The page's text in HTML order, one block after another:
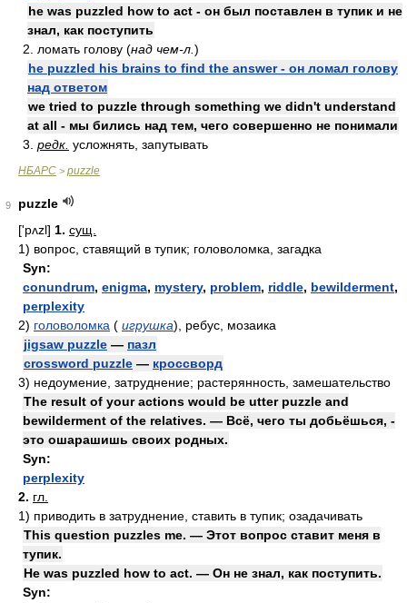
he was puzzled how to act - он был поставлен в тупик и не
знал, как поступить
2. ломать голову (над чем-л. )
he puzzled his brains to find the answer - он ломал голову
над ответом
we tried to puzzle through something we didn't understand
at all - мы бились над тем, чего совершенно не понимали
3. редк. усложнять, запутывать
НБАРС > puzzle
9
puzzle
['pʌzl] 1. сущ.
1) вопрос, ставящий в тупик; головоломка, загадка
Syn:
conundrum, enigma, mystery, problem, riddle, bewilderment,
perplexity
2) головоломка ( игрушка) , ребус, мозаика
jigsaw puzzle — пазл
crossword puzzle — кроссворд
3) недоумение, затруднение; растерянность, замешательство
The result of your actions would be utter puzzle and
bewilderment of the relatives. — Всё, чего ты добьёшься, -
это ошарашишь своих родных.
Syn:
perplexity
2. гл.
1) приводить в затруднение, ставить в тупик; озадачивать
This question puzzles me. — Этот вопрос ставит меня в
тупик.
He was puzzled how to act. — Он не знал, как поступить.
Syn: